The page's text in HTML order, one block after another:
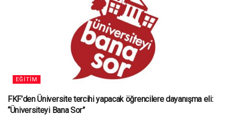
EĞITIM
FKF’den Üniversite tercihi yapacak öğrencilere dayanışma eli:
“Üniversiteyi Bana Sor”